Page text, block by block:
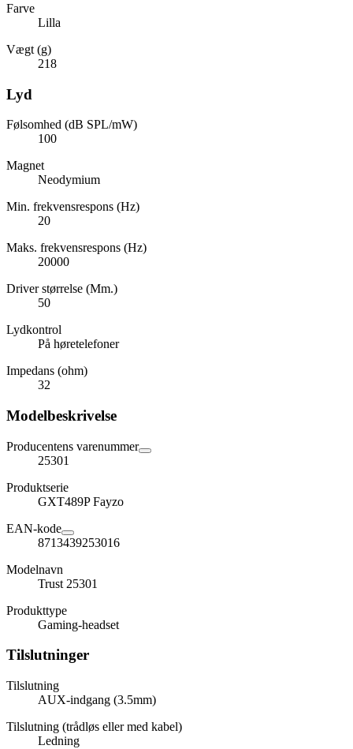
Farve
Lilla
Vægt (g)
218
Lyd
Følsomhed (dB SPL/mW)
100
Magnet
Neodymium
Min. frekvensrespons (Hz)
20
Maks. frekvensrespons (Hz)
20000
Driver størrelse (Mm.)
50
Lydkontrol
På høretelefoner
Impedans (ohm)
32
Modelbeskrivelse
Producentens varenummer
25301
Produktserie
GXT489P Fayzo
EAN-kode
8713439253016
Modelnavn
Trust 25301
Produkttype
Gaming-headset
Tilslutninger
Tilslutning
AUX-indgang (3.5mm)
Tilslutning (trådløs eller med kabel)
Ledning